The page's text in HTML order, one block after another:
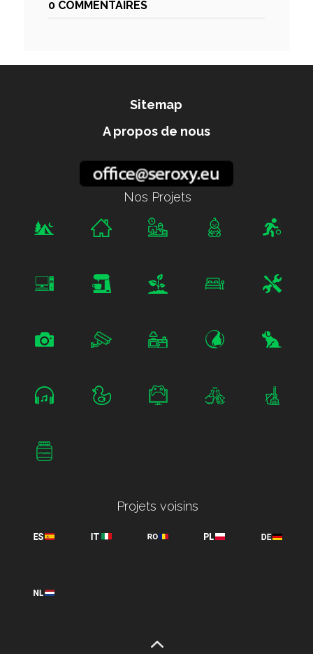
0 COMMENTAIRES
Sitemap
A propos de nous
Nos Projets
Projets voisins